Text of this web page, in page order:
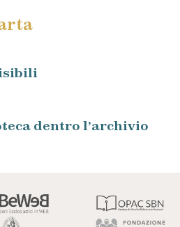
dentro l’archivio